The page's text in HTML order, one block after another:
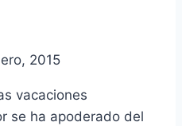
2015
vacaciones
se ha apoderado del